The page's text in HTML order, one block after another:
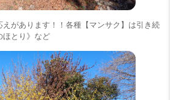
があります！！各種【マンサク】は引き続
ほとり》など